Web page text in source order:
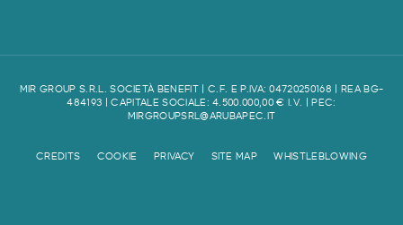
MIR GROUP S.R.L. SOCIETÀ BENEFIT | C.F. E P.IVA: 04720250168 | REA BG-
484193 | CAPITALE SOCIALE: 4.500.000,00 € I.V. | PEC:
MIRGROUPSRL@ARUBAPEC.IT
CREDITS COOKIE PRIVACY SITE MAP WHISTLEBLOWING